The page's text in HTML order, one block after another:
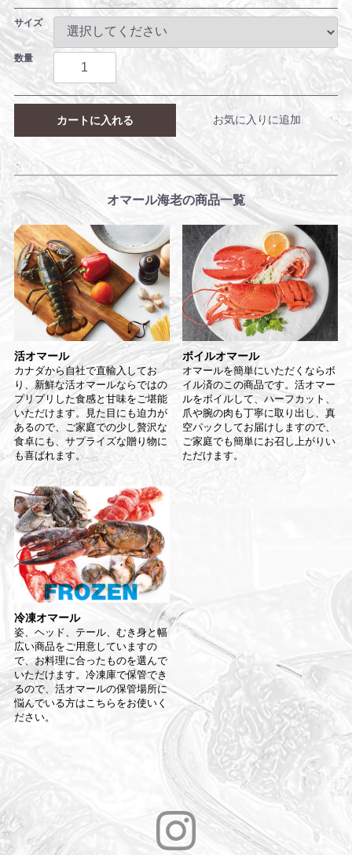
サイズ
数量
カートに入れる お気に入りに追加
オマール海老の商品一覧
活オマール
カナダから自社で直輸入してお
り、新鮮な活オマールならではの
プリプリした食感と甘味をご堪能
いただけます。見た目にも迫力が
あるので、ご家庭での少し贅沢な
食卓にも、サプライズな贈り物に
も喜ばれます。
ボイルオマール
オマールを簡単にいただくならボ
イル済のこの商品です。活オマー
ルをボイルして、ハーフカット、
爪や腕の肉も丁寧に取り出し、真
空パックしてお届けしますので、
ご家庭でも簡単にお召し上がりい
ただけます。
冷凍オマール
姿、ヘッド、テール、むき身と幅
広い商品をご用意していますの
で、お料理に合ったものを選んで
いただけます。冷凍庫で保管でき
るので、活オマールの保管場所に
悩んでいる方はこちらをお使いく
ださい。